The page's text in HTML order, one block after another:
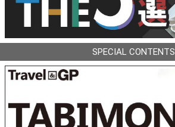
SPECIAL CONTENTS